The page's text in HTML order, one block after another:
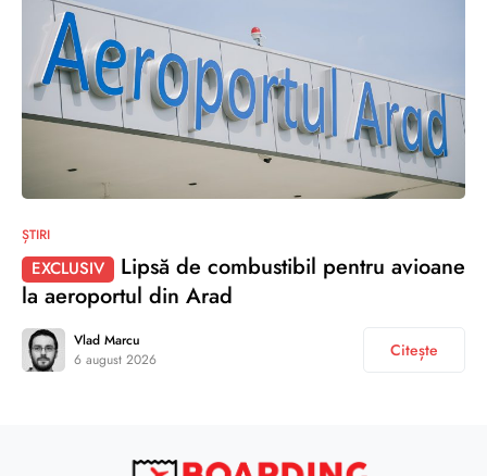
ȘTIRI
EXCLUSIV
Lipsă de combustibil pentru avioane
la aeroportul din Arad
Vlad Marcu
6 august 2026
Citește